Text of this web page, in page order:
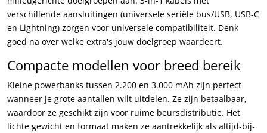
verschillende aansluitingen (universele seriële bus/USB, USB-C
en Lightning) zorgen voor universele compatibiliteit. Denk
goed na over welke extra's jouw doelgroep waardeert.
Compacte modellen voor breed bereik
Kleine powerbanks tussen 2.200 en 3.000 mAh zijn perfect
wanneer je grote aantallen wilt uitdelen. Ze zijn betaalbaar,
waardoor ze geschikt zijn voor ruime beursdistributie. Het
lichte gewicht en formaat maken ze aantrekkelijk als altijd-bij-